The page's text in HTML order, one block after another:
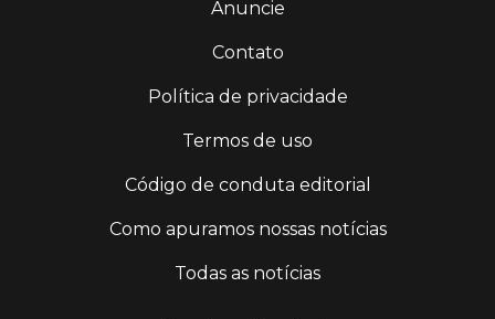
Anuncie
Contato
Política de privacidade
Termos de uso
Código de conduta editorial
Como apuramos nossas notícias
Todas as notícias